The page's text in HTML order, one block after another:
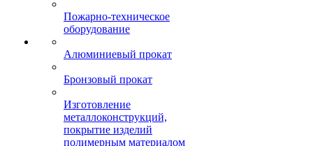
Пожарно-техническое
оборудование
Алюминиевый прокат
Бронзовый прокат
Изготовление
металлоконструкций,
покрытие изделий
полимерным материалом